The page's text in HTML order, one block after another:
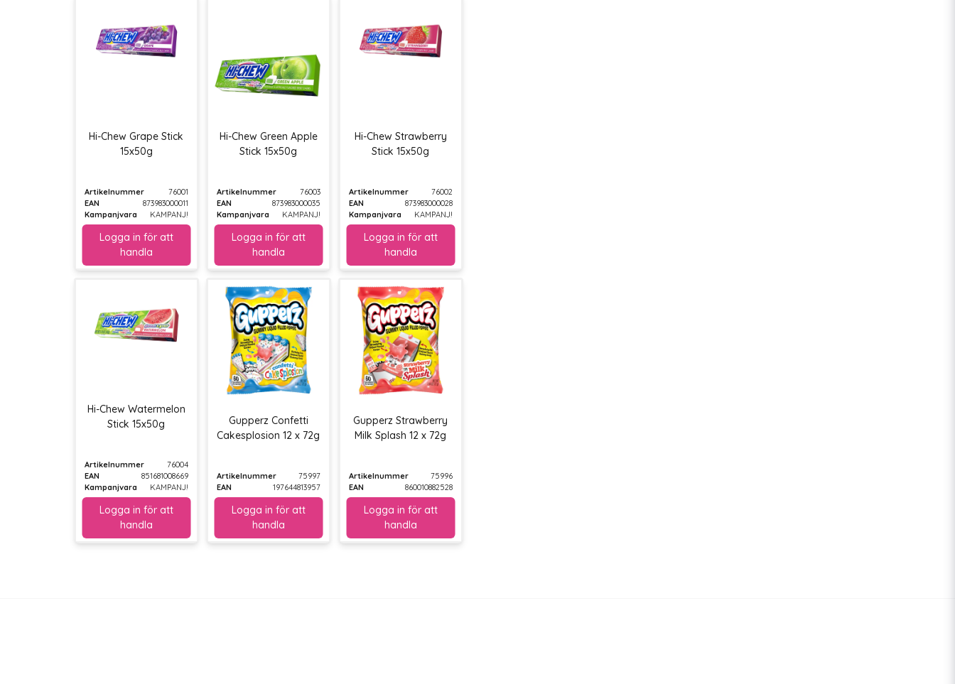
Hi-Chew Grape Stick
15x50g
Artikelnummer
76001
EAN
873983000011
Kampanjvara
KAMPANJ!
Hi-Chew Green Apple
Stick 15x50g
Artikelnummer
76003
EAN
873983000035
Kampanjvara
KAMPANJ!
Hi-Chew Strawberry
Stick 15x50g
Artikelnummer
76002
EAN
873983000028
Kampanjvara
KAMPANJ!
Hi-Chew Watermelon
Stick 15x50g
Artikelnummer
76004
EAN
851681008669
Kampanjvara
KAMPANJ!
Gupperz Confetti
Cakesplosion 12 x 72g
Artikelnummer
75997
EAN
197644813957
Gupperz Strawberry
Milk Splash 12 x 72g
Artikelnummer
75996
EAN
860010882528